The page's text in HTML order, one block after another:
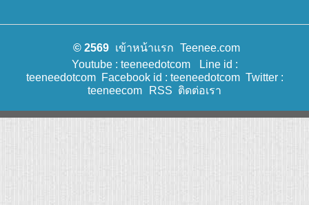
© 2569 เข้าหน้าแรก Teenee.com
Youtube : teeneedotcom
Line id :
teeneedotcomFacebook id : teeneedotcomTwitter :
teeneecom
RSS ติดต่อเรา